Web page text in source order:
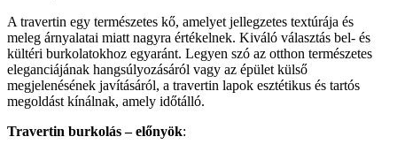
A travertin egy természetes kő, amelyet jellegzetes textúrája és
meleg árnyalatai miatt nagyra értékelnek. Kiváló választás bel- és
kültéri burkolatokhoz egyaránt. Legyen szó az otthon természetes
eleganciájának hangsúlyozásáról vagy az épület külső
megjelenésének javításáról, a travertin lapok esztétikus és tartós
megoldást kínálnak, amely időtálló.
Travertin burkolás – előnyök: